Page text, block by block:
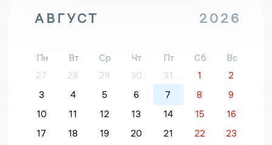
АВГУСТ 2026
Пн Вт Ср Чт Пт Сб
Вс
27
28 29 30 31 1
2
3
4 5 6 7 8
9
10
11 12 13 14 15
16
17
18 19 20 21 22
23